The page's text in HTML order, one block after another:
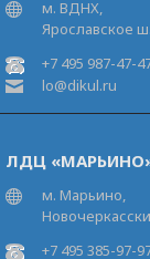
м. ВДНХ,
Ярославское
+7 495 987-47-
lo@dikul.ru
ЛДЦ
м. Марьино,
+7 495 385-97-